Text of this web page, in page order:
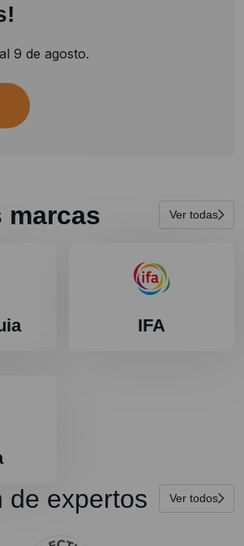
9 de agosto.
marcas Ver todas
IFA
de expertos Ver todos